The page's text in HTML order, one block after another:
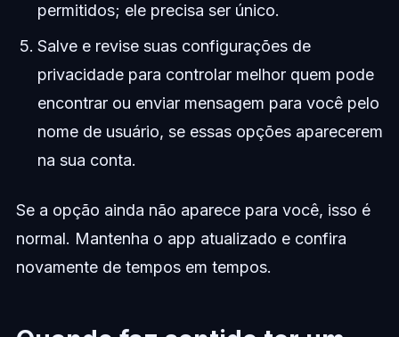
permitidos; ele precisa ser único.
Salve e revise suas configurações de
privacidade para controlar melhor quem pode
encontrar ou enviar mensagem para você pelo
nome de usuário, se essas opções aparecerem
na sua conta.
Se a opção ainda não aparece para você, isso é
normal. Mantenha o app atualizado e confira
novamente de tempos em tempos.